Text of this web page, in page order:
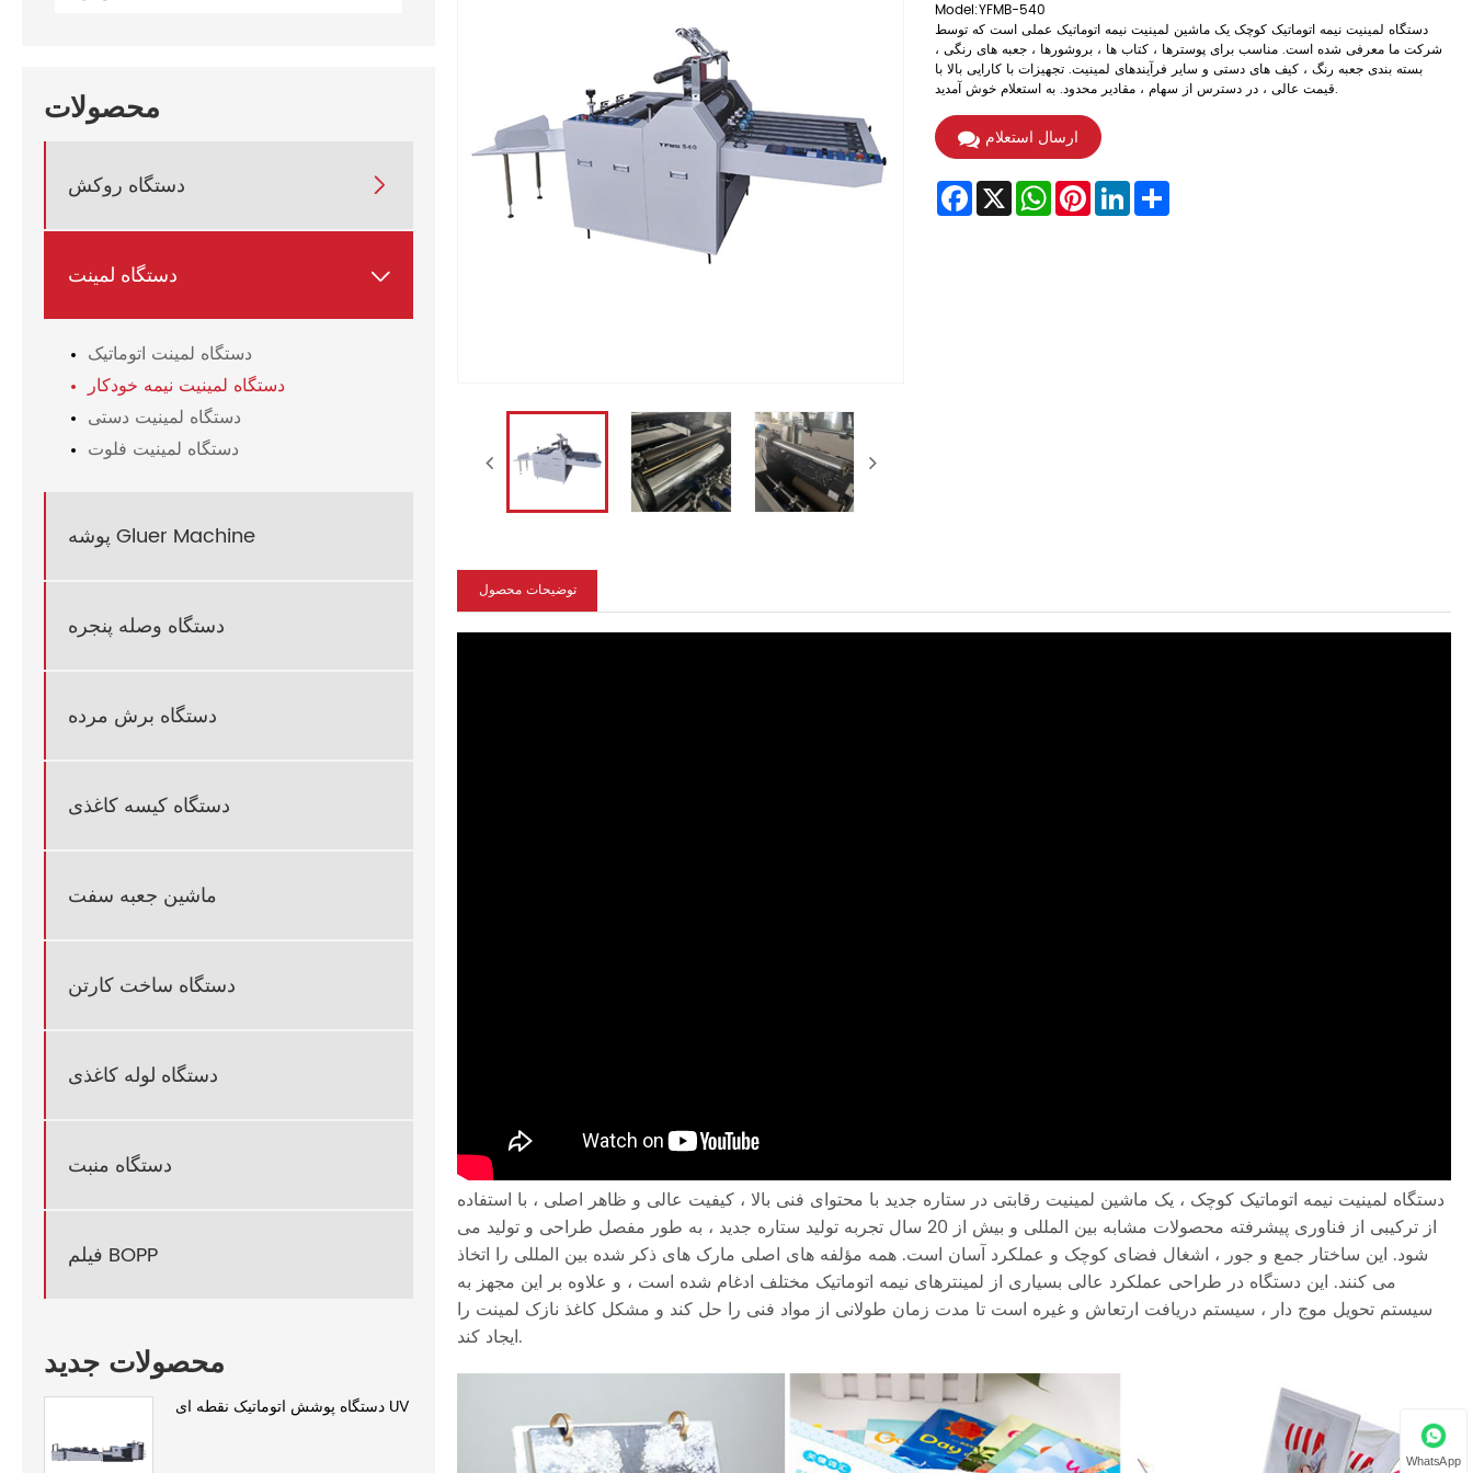
محصولات
دستگاه روکش 
دستگاه لمینت 
دستگاه لمینت اتوماتیک
دستگاه لمینیت نیمه خودکار
دستگاه لمینیت دستی
دستگاه لمینیت فلوت
پوشه Gluer Machine
دستگاه وصله پنجره
دستگاه برش مرده
دستگاه کیسه کاغذی
ماشین جعبه سفت
دستگاه ساخت کارتن
دستگاه لوله کاغذی
دستگاه منبت
فیلم BOPP
محصولات جدید
دستگاه پوشش اتوماتیک نقطه ای UV
Model:YFMB-540
دستگاه لمینیت نیمه اتوماتیک کوچک یک ماشین لمینیت نیمه اتوماتیک عملی است که توسط
شرکت ما معرفی شده است. مناسب برای پوسترها ، کتاب ها ، بروشورها ، جعبه های رنگی ،
بسته بندی جعبه رنگ ، کیف های دستی و سایر فرآیندهای لمینیت. تجهیزات با کارایی بالا با
قیمت عالی ، در دسترس از سهام ، مقادیر محدود. به استعلام خوش آمدید.
ارسال استعلام
Facebook
X WhatsApp
PinterestLinkedInShare
توضیحات محصول
دستگاه لمینیت نیمه اتوماتیک کوچک ، یک ماشین لمینیت رقابتی در ستاره جدید با محتوای فنی بالا ، کیفیت عالی و ظاهر اصلی ، با استفاده
از ترکیبی از فناوری پیشرفته محصولات مشابه بین المللی و بیش از 20 سال تجربه تولید ستاره جدید ، به طور مفصل طراحی و تولید می
شود. این ساختار جمع و جور ، اشغال فضای کوچک و عملکرد آسان است. همه مؤلفه های اصلی مارک های ذکر شده بین المللی را اتخاذ
می کنند. این دستگاه در طراحی عملکرد عالی بسیاری از لمینترهای نیمه اتوماتیک مختلف ادغام شده است ، و علاوه بر این مجهز به
سیستم تحویل موج دار ، سیستم دریافت ارتعاش و غیره است تا مدت زمان طولانی از مواد فنی را حل کند و مشکل کاغذ نازک لمینت را
ایجاد کند.
WhatsApp